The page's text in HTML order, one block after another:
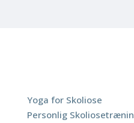
Yoga for Skoliose
Personlig